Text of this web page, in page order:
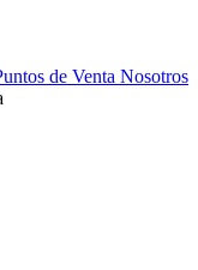
de Venta Nosotros